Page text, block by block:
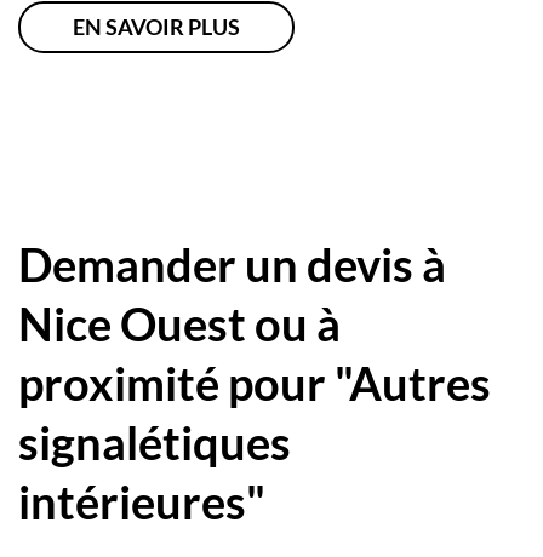
EN SAVOIR PLUS
Demander un devis à
Nice Ouest ou à
proximité pour "Autres
signalétiques
intérieures"